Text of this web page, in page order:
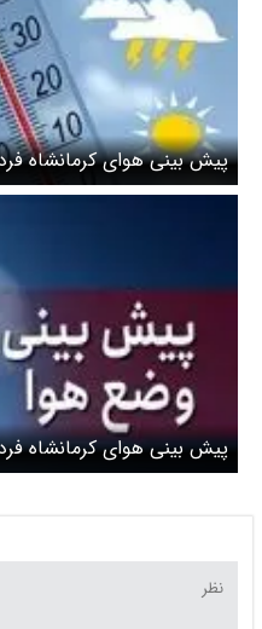
گردوغبار به جو منطقه
ورود ۲ موج ناپایدار به استان